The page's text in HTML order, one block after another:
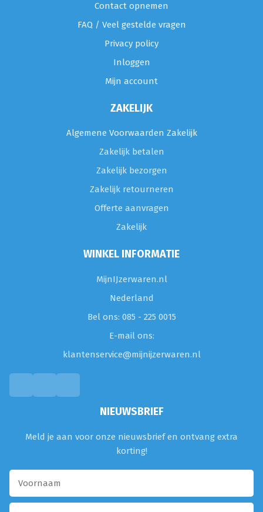
Contact opnemen
FAQ / Veel gestelde vragen
Privacy policy
Inloggen
Mijn account
ZAKELIJK
Algemene Voorwaarden Zakelijk
Zakelijk betalen
Zakelijk bezorgen
Zakelijk retourneren
Offerte aanvragen
Zakelijk
WINKEL INFORMATIE
MijnIJzerwaren.nl
Nederland
Bel ons: 085 - 225 0015
E-mail ons:
klantenservice@mijnijzerwaren.nl
NIEUWSBRIEF
Meld je aan voor onze nieuwsbrief en ontvang extra
korting!